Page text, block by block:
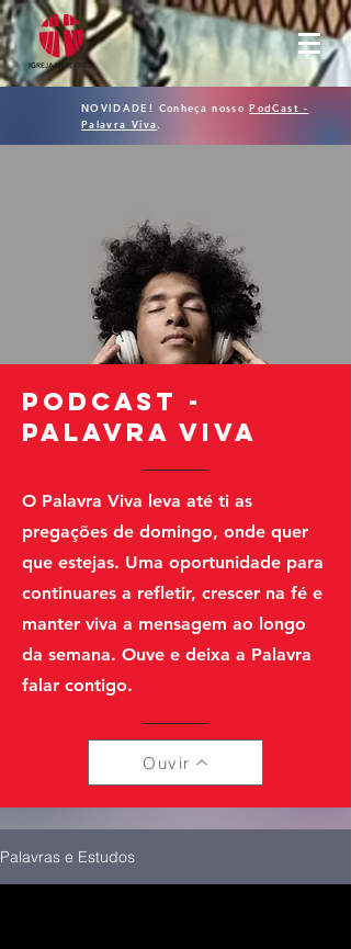
NOVIDADE! Conheça nossoPodCast -
Palavra Viva.
PODCAST -
Palavra viva
O Palavra Viva leva até ti as
pregações de domingo, onde quer
que estejas. Uma oportunidade para
continuares a refletir, crescer na fé e
manter viva a mensagem ao longo
da semana. Ouve e deixa a Palavra
falar contigo.
Ouvir
Palavras e Estudos